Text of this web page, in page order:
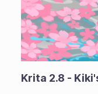
Krita 2.8 -